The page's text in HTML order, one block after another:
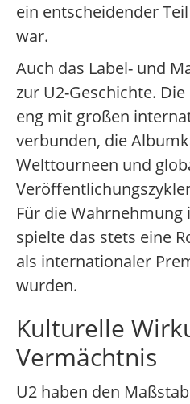
ein entscheidender
war.
Auch das Label- und
zur U2-Geschichte.
eng mit großen
verbunden, die
Welttourneen und
Für die Wahrnehmung
spielte das stets eine
als internationaler
wurden.
Kulturelle
Vermächtnis
U2 haben den